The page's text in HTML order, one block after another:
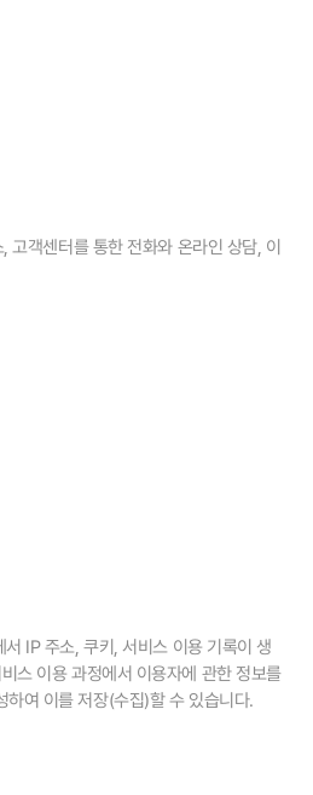
객센터를 통한 전화와 온라인 상담, 이
IP 주소, 쿠키, 서비스 이용 기록이 생
스 이용 과정에서 이용자에 관한 정보를
하여 이를 저장(수집)할 수 있습니다.